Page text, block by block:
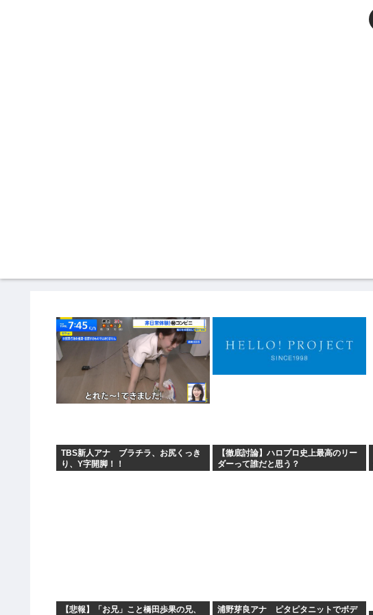
TBS新人アナ ブラチラ、お尻くっき
り、Y字開脚！！
【徹底討論】ハロプロ史上最高のリー
ダーって誰だと思う？
【悲報】「お兄」こと橋田歩果の兄、
浦野芽良アナ ピタピタニットでボデ